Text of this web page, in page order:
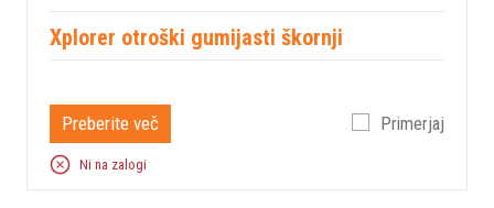
Xplorer otroški gumijasti škornji
Preberite več Primerjaj
Ni na zalogi